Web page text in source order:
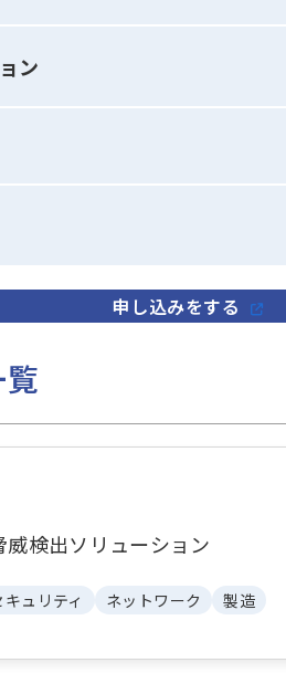
ン
申し込みをする
検出ソリューション
ュリティ ネットワーク 製造